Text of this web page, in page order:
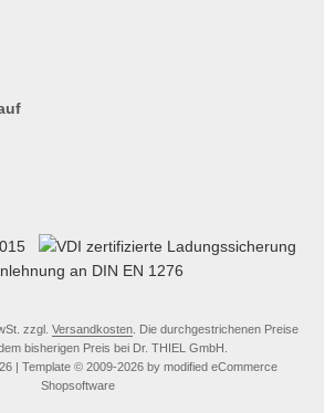
zzgl. Versandkosten. Die durchgestrichenen Preise
bisherigen Preis bei Dr. THIEL GmbH.
| Template © 2009-2026 by modified eCommerce
Shopsoftware